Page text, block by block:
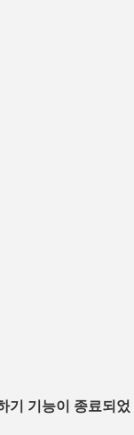
기 기능이 종료되었